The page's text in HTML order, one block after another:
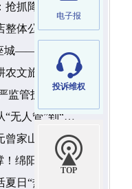
牢度夏保供根基
公开招租公告
费季的“三味真火”
丘区乡村振兴新画卷
开展农家乐食品安全专项检查
治”停车红利惠民生
上长三角百姓餐桌
伏变电站焕新“上线”
日“热经济”
电子报

投诉维权

TOP